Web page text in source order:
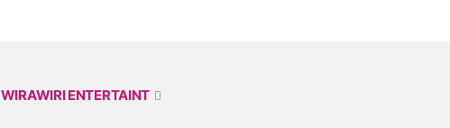
WIRAWIRI ENTERTAINT